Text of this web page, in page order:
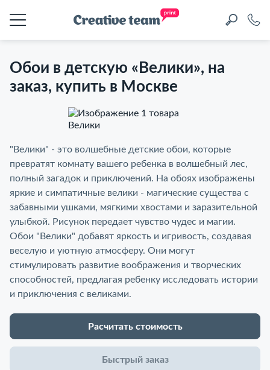
Обои в детскую «Велики», на
заказ, купить в Москве
Обои в детскую «Велики», на
заказ, купить в Москве
"Велики" - это волшебные детские обои, которые
превратят комнату вашего ребенка в волшебный лес,
полный загадок и приключений. На обоях изображены
яркие и симпатичные велики - магические существа с
забавными ушками, мягкими хвостами и заразительной
улыбкой. Рисунок передает чувство чудес и магии.
Обои "Велики" добавят яркость и игривость, создавая
веселую и уютную атмосферу. Они могут
стимулировать развитие воображения и творческих
способностей, предлагая ребенку исследовать истории
и приключения с великами.
Расчитать стоимость
Быстрый заказ